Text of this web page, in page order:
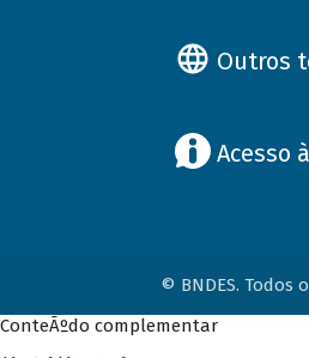
Outros
Acesso
© BNDES. Todos
ConteÃºdo complementar